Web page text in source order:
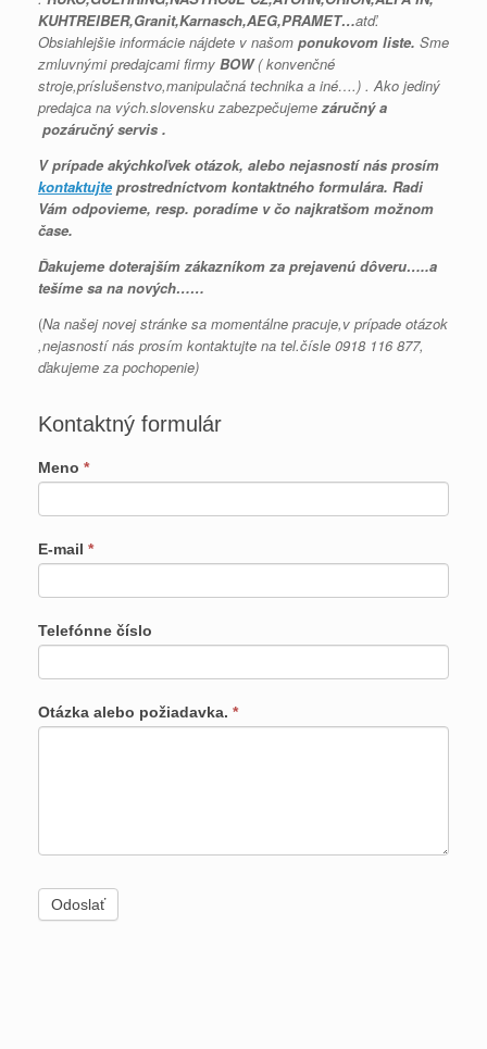
KUHTREIBER,Granit,Karnasch,AEG,PRAMET…atď.
Obsiahlejšie informácie nájdete v našom ponukovom liste. Sme
zmluvnými predajcami firmy BOW( konvenčné
stroje,príslušenstvo,manipulačná technika a iné….) . Ako jediný
predajca na vých.slovensku zabezpečujeme záručný a
pozáručný servis .
V prípade akýchkoľvek otázok, alebo nejasností nás prosím
kontaktujteprostredníctvom kontaktného formulára. Radi
Vám odpovieme, resp. poradíme v čo najkratšom možnom
čase.
Ďakujeme doterajším zákazníkom za prejavenú dôveru…..a
tešíme sa na nových……
(Na našej novej stránke sa momentálne pracuje,v prípade otázok
,nejasností nás prosím kontaktujte na tel.čísle 0918 116 877,
ďakujeme za pochopenie)
Kontaktný formulár
Meno *
E-mail *
Telefónne číslo
Otázka alebo požiadavka. *